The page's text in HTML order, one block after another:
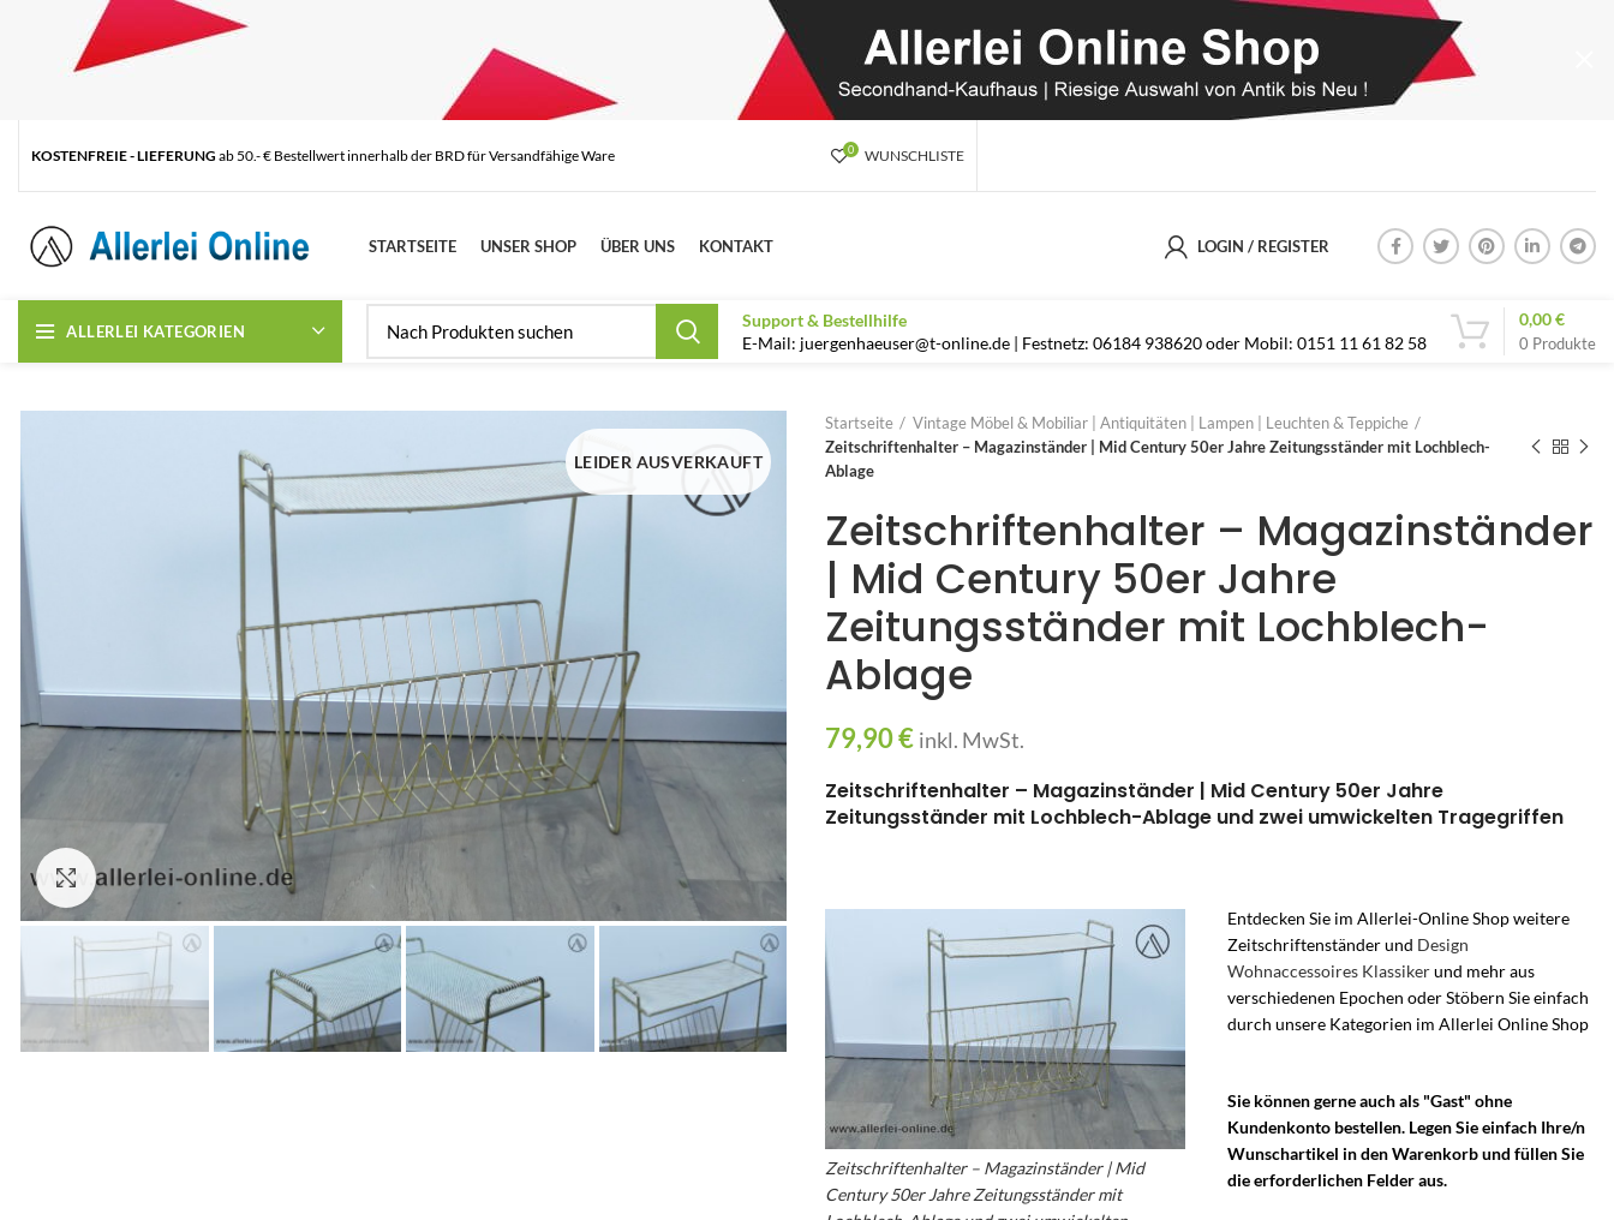
KOSTENFREIE - LIEFERUNG ab 50.- € Bestellwert innerhalb der BRD für Versandfähige Ware 0 WUNSCHLISTE
STARTSEITE UNSER SHOP ÜBER UNS KONTAKT LOGIN / REGISTER
ALLERLEI KATEGORIEN
Support & Bestellhilfe
E-Mail: juergenhaeuser@t-online.de | Festnetz: 06184 938620 oder Mobil: 0151 11 61 82 58
0 Produkte
0,00€
LEIDER AUSVERKAUFT
Zum Vergrößern anklicken
Startseite
Vintage Möbel & Mobiliar | Antiquitäten | Lampen | Leuchten & Teppiche
Zeitschriftenhalter – Magazinständer | Mid Century 50er Jahre Zeitungsständer mit Lochblech-
Ablage
Zeitschriftenhalter – Magazinständer
| Mid Century 50er Jahre
Zeitungsständer mit Lochblech-
Ablage
79,90€ inkl. MwSt.
Zeitschriftenhalter – Magazinständer | Mid Century 50er Jahre
Zeitungsständer mit Lochblech-Ablage und zwei umwickelten Tragegriffen
Zeitschriftenhalter – Magazinständer | Mid
Century 50er Jahre Zeitungsständer mit
Entdecken Sie im Allerlei-Online Shop weitere
Zeitschriftenständer und Design
Wohnaccessoires Klassikerund mehr aus
verschiedenen Epochen oder Stöbern Sie einfach
durch unsere Kategorien im Allerlei Online Shop
Sie können gerne auch als "Gast" ohne
Kundenkonto bestellen. Legen Sie einfach Ihre/n
Wunschartikel in den Warenkorb und füllen Sie
die erforderlichen Felder aus.